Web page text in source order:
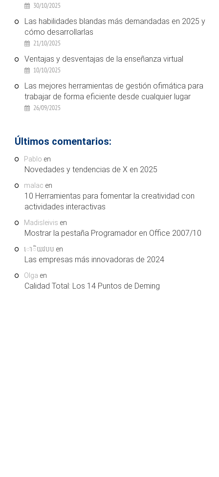
30/10/2025
Las habilidades blandas más demandadas en 2025 y
cómo desarrollarlas
21/10/2025
Ventajas y desventajas de la enseñanza virtual
10/10/2025
Las mejores herramientas de gestión ofimática para
trabajar de forma eficiente desde cualquier lugar
26/09/2025
Últimos comentarios:
Pablo en
Novedades y tendencias de X en 2025
malac en
10 Herramientas para fomentar la creatividad con
actividades interactivas
Madisleivis en
Mostrar la pestaña Programador en Office 2007/10
ោិយវបប en
Las empresas más innovadoras de 2024
Olga en
Calidad Total: Los 14 Puntos de Deming